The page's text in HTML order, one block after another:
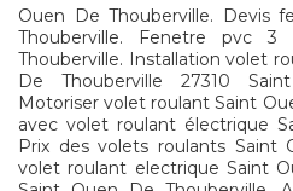
Ouen De Thouberville. Devis
Thouberville. Fenetre pvc
Thouberville. Installation volet
De Thouberville 27310
Motoriser volet roulant Saint
avec volet roulant électrique
Prix des volets roulants Saint
volet roulant electrique Saint